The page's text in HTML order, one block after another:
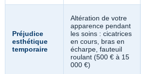
Préjudice
esthétique
temporaire
Altération de votre
apparence pendant
les soins : cicatrices
en cours, bras en
écharpe, fauteuil
roulant (500 € à 15
000 €)